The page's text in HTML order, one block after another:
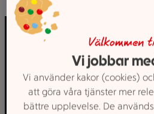
Välkommen
Vi jobbar
Vi använder kakor (cookies)
att göra våra tjänster mer
bättre upplevelse. De